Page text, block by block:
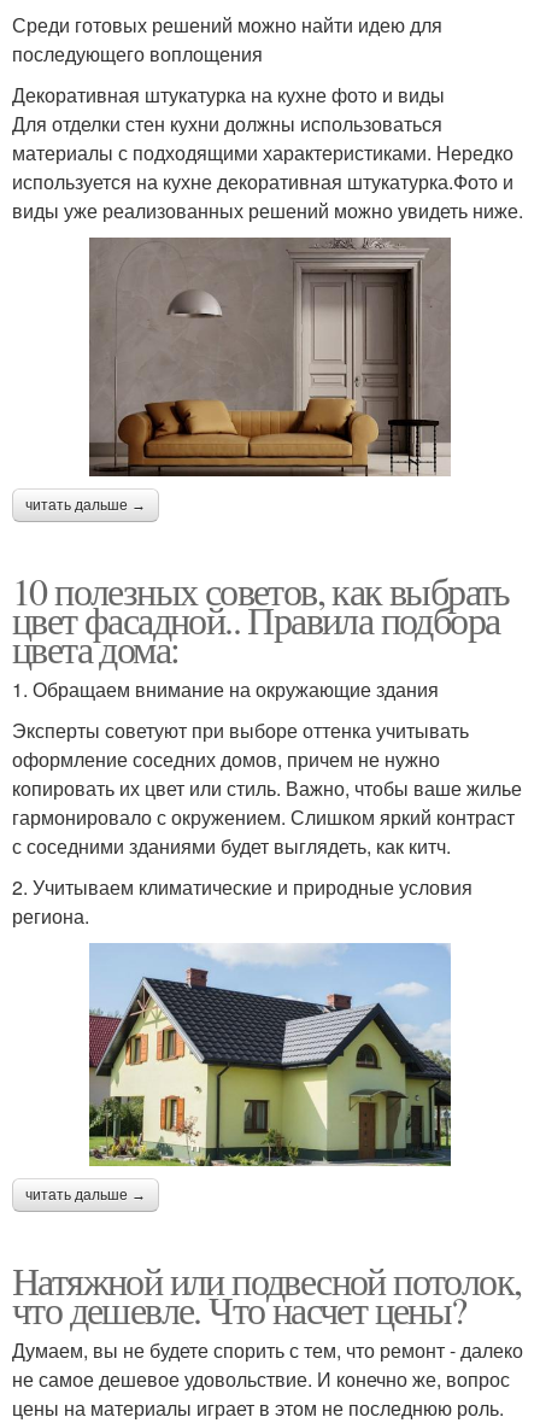
Среди готовых решений можно найти идею для
последующего воплощения
Декоративная штукатурка на кухне фото и виды
Для отделки стен кухни должны использоваться
материалы с подходящими характеристиками. Нередко
используется на кухне декоративная штукатурка.Фото и
виды уже реализованных решений можно увидеть ниже.
читать дальше →
10 полезных советов, как выбрать
цвет фасадной.. Правила подбора
цвета дома:
1. Обращаем внимание на окружающие здания
Эксперты советуют при выборе оттенка учитывать
оформление соседних домов, причем не нужно
копировать их цвет или стиль. Важно, чтобы ваше жилье
гармонировало с окружением. Слишком яркий контраст
с соседними зданиями будет выглядеть, как китч.
2. Учитываем климатические и природные условия
региона.
читать дальше →
Натяжной или подвесной потолок,
что дешевле. Что насчет цены?
Думаем, вы не будете спорить с тем, что ремонт - далеко
не самое дешевое удовольствие. И конечно же, вопрос
цены на материалы играет в этом не последнюю роль.